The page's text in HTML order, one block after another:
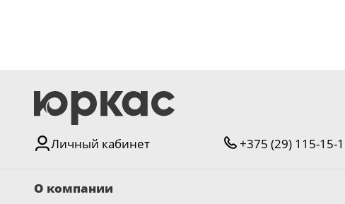
Личный кабинет +375 (29) 115-15-
О компании
МДФ
Массив Ольхи